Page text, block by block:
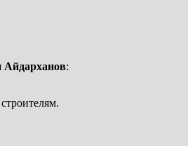
Айдарханов: